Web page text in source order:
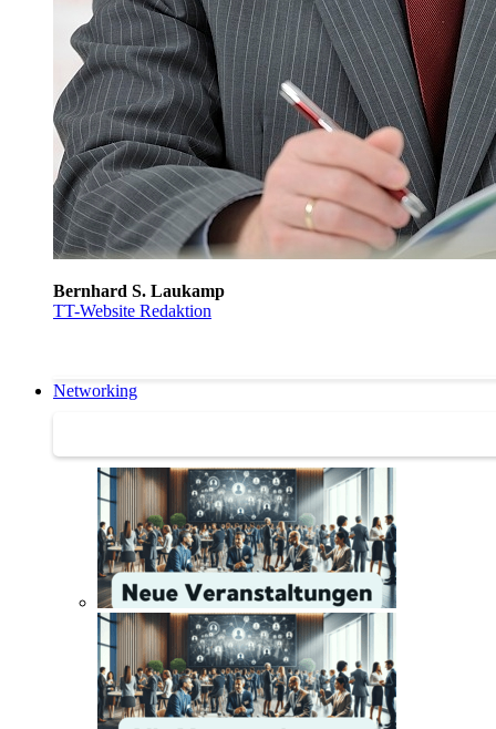
Bernhard S. Laukamp
TT-Website Redaktion
Networking